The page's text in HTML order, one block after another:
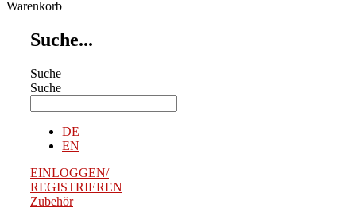
Warenkorb
Suche...
Suche
Suche
DE
EN
EINLOGGEN/
REGISTRIEREN
Zubehör